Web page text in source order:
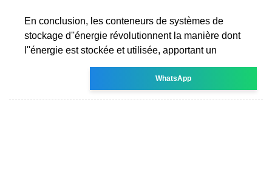
En conclusion, les conteneurs de systèmes de
stockage d''énergie révolutionnent la manière dont
l''énergie est stockée et utilisée, apportant un
WhatsApp